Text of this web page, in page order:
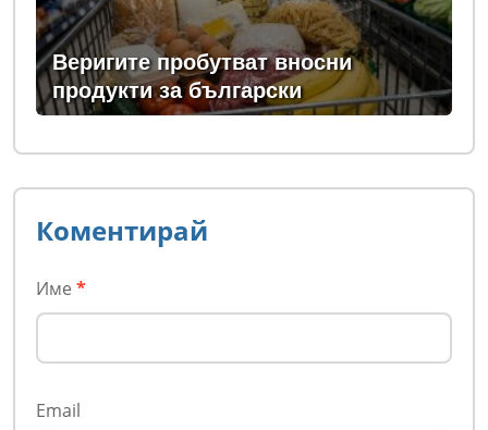
Веригите пробутват вносни
продукти за български
Коментирай
Име *
Email